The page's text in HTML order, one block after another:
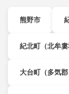
熊野市
紀北町（北牟婁
大台町（多気郡